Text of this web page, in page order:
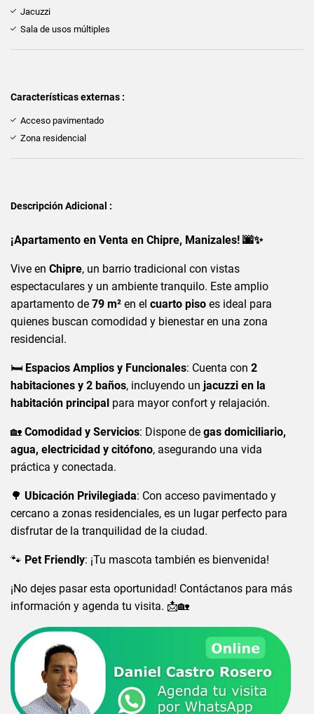
Jacuzzi
Sala de usos múltiples
Características externas :
Acceso pavimentado
Zona residencial
Descripción Adicional :
¡Apartamento en Venta en Chipre, Manizales! 🌆✨
Vive en Chipre, un barrio tradicional con vistas
espectaculares y un ambiente tranquilo. Este amplio
apartamento de 79 m² en el cuarto piso es ideal para
quienes buscan comodidad y bienestar en una zona
residencial.
🛏️ Espacios Amplios y Funcionales: Cuenta con 2
habitaciones y 2 baños, incluyendo un jacuzzi en la
habitación principal para mayor confort y relajación.
🏡 Comodidad y Servicios: Dispone de gas domiciliario,
agua, electricidad y citófono, asegurando una vida
práctica y conectada.
🌳 Ubicación Privilegiada: Con acceso pavimentado y
cercano a zonas residenciales, es un lugar perfecto para
disfrutar de la tranquilidad de la ciudad.
🐾 Pet Friendly: ¡Tu mascota también es bienvenida!
¡No dejes pasar esta oportunidad! Contáctanos para más
información y agenda tu visita. 📩🏡